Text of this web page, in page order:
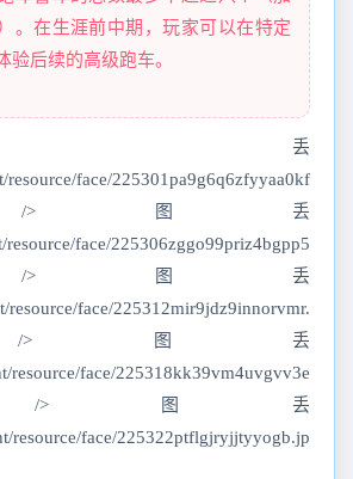
。在生涯前中期，玩家可以在特定
验后续的高级跑车。
丢
resource/face/225301pa9g6q6zfyyaa0kf
/>图丢
resource/face/225306zggo99priz4bgpp5
/>图丢
resource/face/225312mir9jdz9innorvmr.
/>图丢
resource/face/225318kk39vm4uvgvv3e
/>图丢
resource/face/225322ptflgjryjjtyyogb.jp